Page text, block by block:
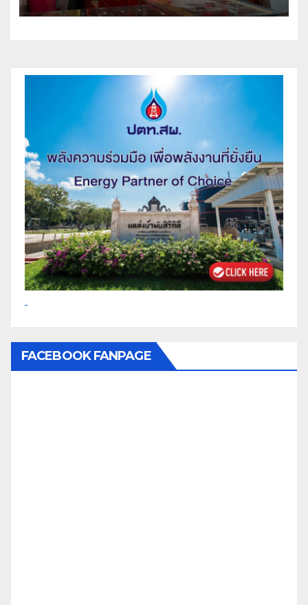
FACEBOOK FANPAGE